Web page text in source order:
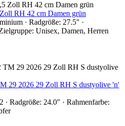
RH 42 cm Damen grün
· Radgröße: 27.5" ·
Unisex, Damen, Herren
29 2026 29 Zoll RH S dustyolive 'n'
· Radgröße: 24.0" · Rahmenfarbe: